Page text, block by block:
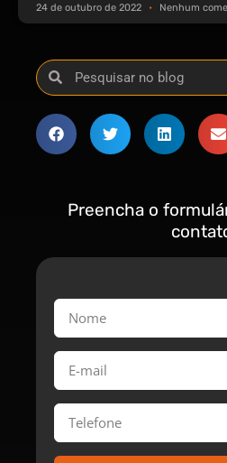
24 de outubro de 2022 Nenhum
Preencha o